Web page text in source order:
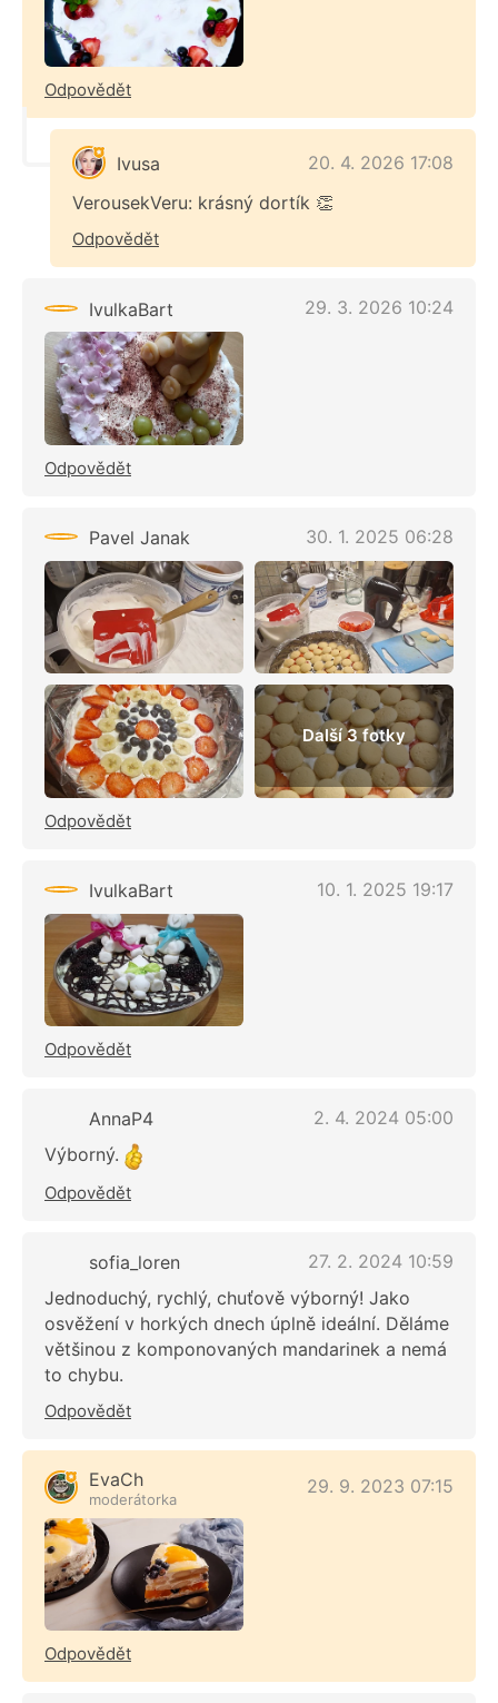
Odpovědět
Ivusa
20. 4. 2026 17:08
VerousekVeru: krásný dortík 👏
Odpovědět
IvulkaBart 29. 3. 2026 10:24
Odpovědět
Pavel Janak 30. 1. 2025 06:28
Další 3 fotky
Odpovědět
IvulkaBart 10. 1. 2025 19:17
Odpovědět
AnnaP4
2. 4. 2024 05:00
Výborný.
Odpovědět
sofia_loren
27. 2. 2024 10:59
Jednoduchý, rychlý, chuťově výborný! Jako
osvěžení v horkých dnech úplně ideální. Děláme
většinou z komponovaných mandarinek a nemá
to chybu.
Odpovědět
EvaCh
moderátorka
29. 9. 2023 07:15
Odpovědět